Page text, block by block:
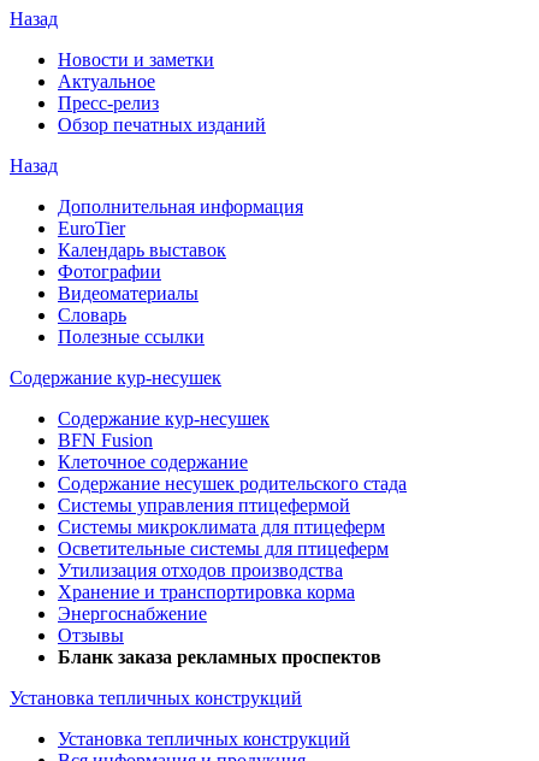
Назад
Новости и заметки
Актуальное
Пресс-релиз
Обзор печатных изданий
Назад
Дополнительная информация
EuroTier
Календарь выставок
Фотографии
Видеоматериалы
Словарь
Полезные ссылки
Содержание кур-несушек
Содержание кур-несушек
BFN Fusion
Клеточное содержание
Содержание несушек родительского стада
Системы управления птицефермой
Системы микроклимата для птицеферм
Осветительные системы для птицеферм
Утилизация отходов производства
Хранение и транспортировка корма
Энергоснабжение
Отзывы
Бланк заказа рекламных проспектов
Установка тепличных конструкций
Установка тепличных конструкций